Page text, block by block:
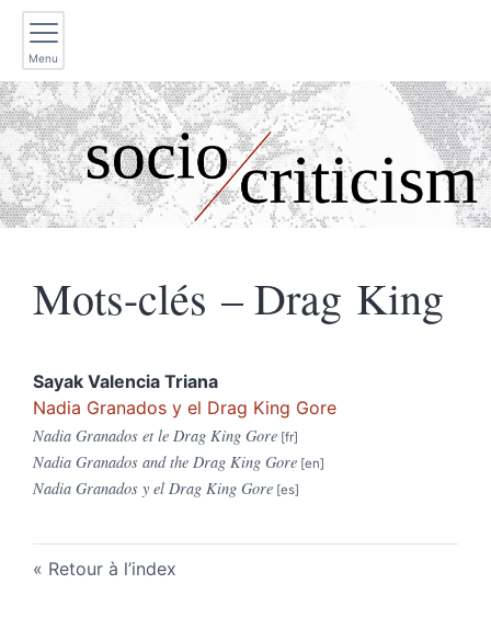
Menu
Mots-clés – Drag King
Sayak Valencia Triana
Nadia Granados y el Drag King Gore
Nadia Granados et le Drag King Gore
Nadia Granados and the Drag King Gore
Nadia Granados y el Drag King Gore
Retour à l’index